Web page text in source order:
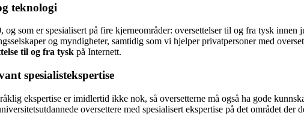
teknologi
som er spesialisert på fire kjerneområder: oversettelser til og fra tysk
og myndigheter, samtidig som vi hjelper privatpersoner med
til og fra tysk på Internett.
spesialistekspertise
ekspertise er imidlertid ikke nok, så oversetterne må også ha gode
oversettere med spesialisert ekspertise på det området der